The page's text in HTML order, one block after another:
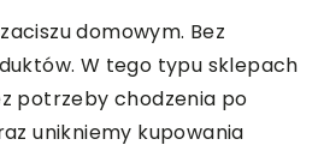
domowym. Bez
W tego typu sklepach
potrzeby chodzenia po
unikniemy kupowania